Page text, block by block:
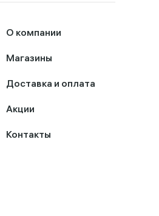
О компании
Магазины
Доставка и оплата
Акции
Контакты